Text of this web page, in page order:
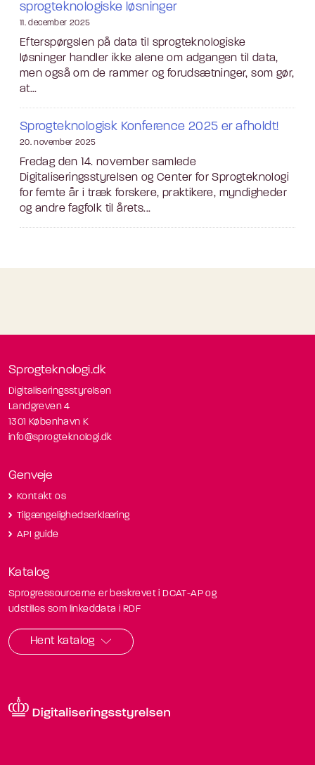
sprogteknologiske løsninger
11. december 2025
Efterspørgslen på data til sprogteknologiske
løsninger handler ikke alene om adgangen til data,
men også om de rammer og forudsætninger, som gør,
at...
Sprogteknologisk Konference 2025 er afholdt!
20. november 2025
Fredag den 14. november samlede
Digitaliseringsstyrelsen og Center for Sprogteknologi
for femte år i træk forskere, praktikere, myndigheder
og andre fagfolk til årets...
Sprogteknologi.dk
Digitaliseringsstyrelsen
Landgreven 4
1301 København K
info@sprogteknologi.dk
Genveje
Kontakt os
Tilgængelighedserklæring
API guide
Katalog
Sprogressourcerne er beskrevet i DCAT-AP og
udstilles som linkeddata i RDF
Hent katalog